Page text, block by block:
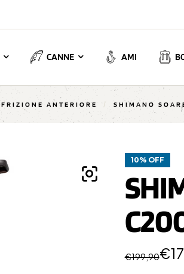
CANNE AMI
FRIZIONE ANTERIORE / SHIMANO
10% OFF
€199,90€